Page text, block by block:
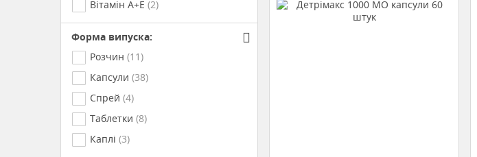
Краса та Здоров*я (Україна)
Natures Plus (США)(1)
Вітамін А+Е (2)
Форма випуска:
Розчин (11)
Капсули (38)
Спрей (4)
Таблетки (8)
Каплі (3)